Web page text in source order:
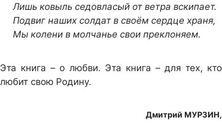
Лишь ковыль седовласый от ветра вскипает.
Подвиг наших солдат в своём сердце храня,
Мы колени в молчанье свои преклоняем.
Эта книга – о любви. Эта книга – для тех, кто
любит свою Родину.
Дмитрий МУРЗИН,